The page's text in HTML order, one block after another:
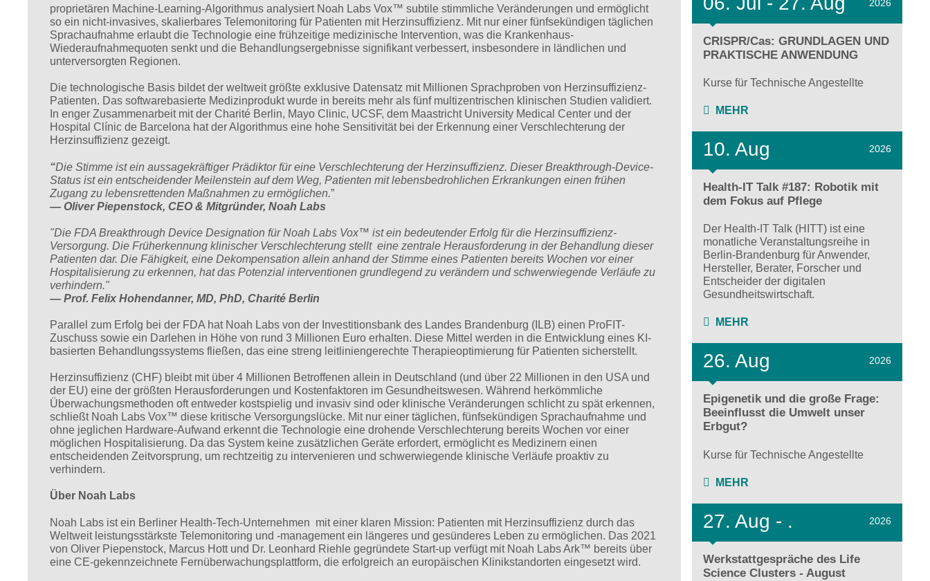
proprietären Machine-Learning-Algorithmus analysiert Noah Labs Vox™ subtile stimmliche Veränderungen und ermöglicht
so ein nicht-invasives, skalierbares Telemonitoring für Patienten mit Herzinsuffizienz. Mit nur einer fünfsekündigen täglichen
Sprachaufnahme erlaubt die Technologie eine frühzeitige medizinische Intervention, was die Krankenhaus-
Wiederaufnahmequoten senkt und die Behandlungsergebnisse signifikant verbessert, insbesondere in ländlichen und
unterversorgten Regionen.
Die technologische Basis bildet der weltweit größte exklusive Datensatz mit Millionen Sprachproben von Herzinsuffizienz-
Patienten. Das softwarebasierte Medizinprodukt wurde in bereits mehr als fünf multizentrischen klinischen Studien validiert.
In enger Zusammenarbeit mit der Charité Berlin, Mayo Clinic, UCSF, dem Maastricht University Medical Center und der
Hospital Clínic de Barcelona hat der Algorithmus eine hohe Sensitivität bei der Erkennung einer Verschlechterung der
Herzinsuffizienz gezeigt.
“Die Stimme ist ein aussagekräftiger Prädiktor für eine Verschlechterung der Herzinsuffizienz. Dieser Breakthrough-Device-
Status ist ein entscheidender Meilenstein auf dem Weg, Patienten mit lebensbedrohlichen Erkrankungen einen frühen
Zugang zu lebensrettenden Maßnahmen zu ermöglichen.”
— Oliver Piepenstock, CEO & Mitgründer, Noah Labs
"Die FDA Breakthrough Device Designation für Noah Labs Vox™ ist ein bedeutender Erfolg für die Herzinsuffizienz-
Versorgung. Die Früherkennung klinischer Verschlechterung stellt eine zentrale Herausforderung in der Behandlung dieser
Patienten dar. Die Fähigkeit, eine Dekompensation allein anhand der Stimme eines Patienten bereits Wochen vor einer
Hospitalisierung zu erkennen, hat das Potenzial interventionen grundlegend zu verändern und schwerwiegende Verläufe zu
verhindern."
— Prof. Felix Hohendanner, MD, PhD, Charité Berlin
Parallel zum Erfolg bei der FDA hat Noah Labs von der Investitionsbank des Landes Brandenburg (ILB) einen ProFIT-
Zuschuss sowie ein Darlehen in Höhe von rund 3 Millionen Euro erhalten. Diese Mittel werden in die Entwicklung eines KI-
basierten Behandlungssystems fließen, das eine streng leitliniengerechte Therapieoptimierung für Patienten sicherstellt.
Herzinsuffizienz (CHF) bleibt mit über 4 Millionen Betroffenen allein in Deutschland (und über 22 Millionen in den USA und
der EU) eine der größten Herausforderungen und Kostenfaktoren im Gesundheitswesen. Während herkömmliche
Überwachungsmethoden oft entweder kostspielig und invasiv sind oder klinische Veränderungen schlicht zu spät erkennen,
schließt Noah Labs Vox™ diese kritische Versorgungslücke. Mit nur einer täglichen, fünfsekündigen Sprachaufnahme und
ohne jeglichen Hardware-Aufwand erkennt die Technologie eine drohende Verschlechterung bereits Wochen vor einer
möglichen Hospitalisierung. Da das System keine zusätzlichen Geräte erfordert, ermöglicht es Medizinern einen
entscheidenden Zeitvorsprung, um rechtzeitig zu intervenieren und schwerwiegende klinische Verläufe proaktiv zu
verhindern.
Über Noah Labs
Noah Labs ist ein Berliner Health-Tech-Unternehmen mit einer klaren Mission: Patienten mit Herzinsuffizienz durch das
Weltweit leistungsstärkste Telemonitoring und -management ein längeres und gesünderes Leben zu ermöglichen. Das 2021
von Oliver Piepenstock, Marcus Hott und Dr. Leonhard Riehle gegründete Start-up verfügt mit Noah Labs Ark™ bereits über
eine CE-gekennzeichnete Fernüberwachungsplattform, die erfolgreich an europäischen Klinikstandorten eingesetzt wird.
2026
CRISPR/Cas: GRUNDLAGEN UND
PRAKTISCHE ANWENDUNG
Kurse für Technische Angestellte
MEHR
10. Aug 2026
Health-IT Talk #187: Robotik mit
dem Fokus auf Pflege
Der Health-IT Talk (HITT) ist eine
monatliche Veranstaltungsreihe in
Berlin-Brandenburg für Anwender,
Hersteller, Berater, Forscher und
Entscheider der digitalen
Gesundheitswirtschaft.
MEHR
26. Aug 2026
Epigenetik und die große Frage:
Beeinflusst die Umwelt unser
Erbgut?
Kurse für Technische Angestellte
MEHR
27. Aug - . 2026
Werkstattgespräche des Life
Science Clusters - August